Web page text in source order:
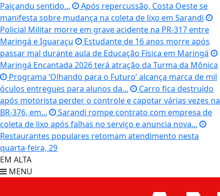
Paiçandu sentido...
Após repercussão, Costa Oeste se
manifesta sobre mudança na coleta de lixo em Sarandi
Policial Militar morre em grave acidente na PR-317 entre
Maringá e Iguaraçu
Estudante de 16 anos morre após
passar mal durante aula de Educação Física em Maringá
Maringá Encantada 2026 terá atração da Turma da Mônica
Programa ‘Olhando para o Futuro’ alcança marca de mil
óculos entregues para alunos da...
Carro fica destruído
após motorista perder o controle e capotar várias vezes na
BR-376, em...
Sarandi rompe contrato com empresa de
coleta de lixo após falhas no serviço e anuncia nova...
Restaurantes populares retomam atendimento nesta
quarta-feira, 29
EM ALTA
MENU